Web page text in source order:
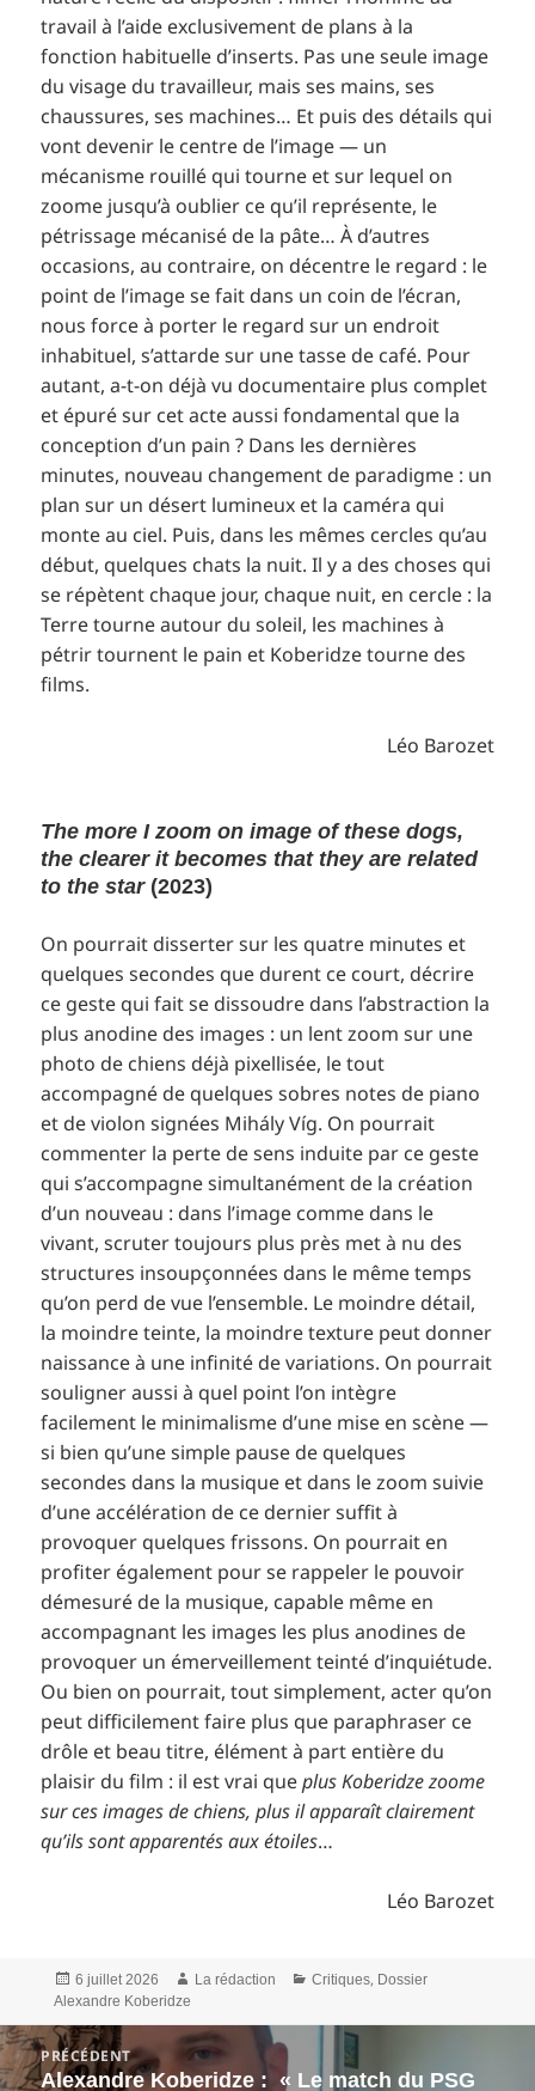
travail à l’aide exclusivement de plans à la
fonction habituelle d’inserts. Pas une seule image
du visage du travailleur, mais ses mains, ses
chaussures, ses machines… Et puis des détails qui
vont devenir le centre de l’image — un
mécanisme rouillé qui tourne et sur lequel on
zoome jusqu’à oublier ce qu’il représente, le
pétrissage mécanisé de la pâte… À d’autres
occasions, au contraire, on décentre le regard : le
point de l’image se fait dans un coin de l’écran,
nous force à porter le regard sur un endroit
inhabituel, s’attarde sur une tasse de café. Pour
autant, a-t-on déjà vu documentaire plus complet
et épuré sur cet acte aussi fondamental que la
conception d’un pain ? Dans les dernières
minutes, nouveau changement de paradigme : un
plan sur un désert lumineux et la caméra qui
monte au ciel. Puis, dans les mêmes cercles qu’au
début, quelques chats la nuit. Il y a des choses qui
se répètent chaque jour, chaque nuit, en cercle : la
Terre tourne autour du soleil, les machines à
pétrir tournent le pain et Koberidze tourne des
films.
Léo Barozet
The more I zoom on image of these dogs,
the clearer it becomes that they are related
to the star (2023)
On pourrait disserter sur les quatre minutes et
quelques secondes que durent ce court, décrire
ce geste qui fait se dissoudre dans l’abstraction la
plus anodine des images : un lent zoom sur une
photo de chiens déjà pixellisée, le tout
accompagné de quelques sobres notes de piano
et de violon signées Mihály Víg. On pourrait
commenter la perte de sens induite par ce geste
qui s’accompagne simultanément de la création
d’un nouveau : dans l’image comme dans le
vivant, scruter toujours plus près met à nu des
structures insoupçonnées dans le même temps
qu’on perd de vue l’ensemble. Le moindre détail,
la moindre teinte, la moindre texture peut donner
naissance à une infinité de variations. On pourrait
souligner aussi à quel point l’on intègre
facilement le minimalisme d’une mise en scène —
si bien qu’une simple pause de quelques
secondes dans la musique et dans le zoom suivie
d’une accélération de ce dernier suffit à
provoquer quelques frissons. On pourrait en
profiter également pour se rappeler le pouvoir
démesuré de la musique, capable même en
accompagnant les images les plus anodines de
provoquer un émerveillement teinté d’inquiétude.
Ou bien on pourrait, tout simplement, acter qu’on
peut difficilement faire plus que paraphraser ce
drôle et beau titre, élément à part entière du
plaisir du film : il est vrai queplus Koberidze zoome
sur ces images de chiens, plus il apparaît clairement
qu’ils sont apparentés aux étoiles…
Léo Barozet
Publié
le
6 juillet 2026 Auteur
La rédaction Catégories
Critiques, Dossier
Alexandre Koberidze
Navigation
de
PRÉCÉDENT
Article
Alexandre Koberidze : « Le match du PSG